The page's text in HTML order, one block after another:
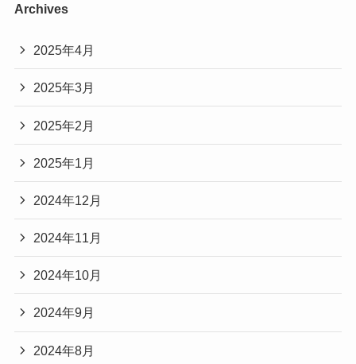
Archives
2025年4月
2025年3月
2025年2月
2025年1月
2024年12月
2024年11月
2024年10月
2024年9月
2024年8月